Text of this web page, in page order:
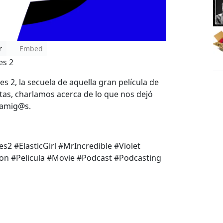
Embed
2
2, la secuela de aquella gran película de
charlamos acerca de lo que nos dejó
#ElasticGirl #MrIncredible #Violet
#Pelicula #Movie #Podcast #Podcasting